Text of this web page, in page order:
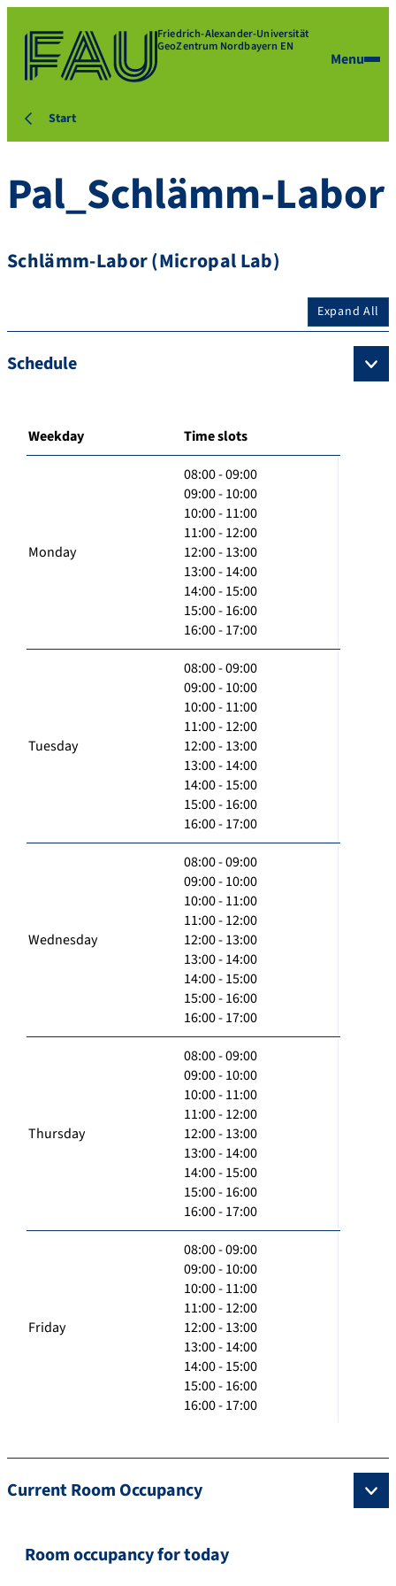
Friedrich-Alexander-Universität
GeoZentrum Nordbayern EN
Menu
Start
Pal_Schlämm-Labor
Schlämm-Labor (Micropal Lab)
Expand All
Schedule
Weekday Time slots
Monday
08:00 - 09:00
09:00 - 10:00
10:00 - 11:00
11:00 - 12:00
12:00 - 13:00
13:00 - 14:00
14:00 - 15:00
15:00 - 16:00
16:00 - 17:00
Tuesday
08:00 - 09:00
09:00 - 10:00
10:00 - 11:00
11:00 - 12:00
12:00 - 13:00
13:00 - 14:00
14:00 - 15:00
15:00 - 16:00
16:00 - 17:00
Wednesday
08:00 - 09:00
09:00 - 10:00
10:00 - 11:00
11:00 - 12:00
12:00 - 13:00
13:00 - 14:00
14:00 - 15:00
15:00 - 16:00
16:00 - 17:00
Thursday
08:00 - 09:00
09:00 - 10:00
10:00 - 11:00
11:00 - 12:00
12:00 - 13:00
13:00 - 14:00
14:00 - 15:00
15:00 - 16:00
16:00 - 17:00
Friday
08:00 - 09:00
09:00 - 10:00
10:00 - 11:00
11:00 - 12:00
12:00 - 13:00
13:00 - 14:00
14:00 - 15:00
15:00 - 16:00
16:00 - 17:00
Current Room Occupancy
Room occupancy for today